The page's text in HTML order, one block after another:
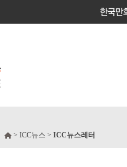
> ICC뉴스 > ICC뉴스레터